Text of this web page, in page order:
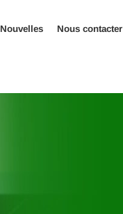
Nouvelles Nous contacter